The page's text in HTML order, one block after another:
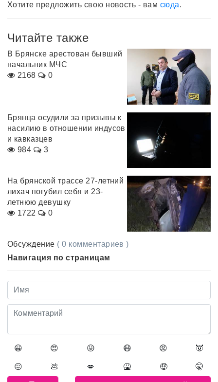
Хотите предложить свою новость - вам сюда.
Читайте также
В Брянске арестован бывший
начальник МЧС
2168
0
Брянца осудили за призывы к
насилию в отношении индусов
и кавказцев
984
3
На брянской трассе 27-летний
лихач погубил себя и 23-
летнюю девушку
1722
0
Обсуждение ( 0 комментариев )
Навигация по страницам
😀 😍 😛 😷 😡 👿
😖 💩 💋 🤮 🤑 🤫